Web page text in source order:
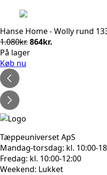
Hanse Home - Wolly rund
1.080kr.Den
oprindelige
864kr.
På lager
Køb nu
Tæppeuniverset ApS
Mandag-torsdag: kl. 10:00-
Fredag: kl. 10:00-12:00
Weekend: Lukket